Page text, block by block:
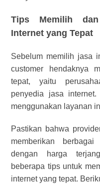
Tips Memilih dan
Internet yang Tepat
Sebelum memilih jasa
customer hendaknya
tepat, yaitu
penyedia jasa
menggunakan layanan
Pastikan bahwa
memberikan
dengan harga
beberapa tips untuk
internet yang tepat.